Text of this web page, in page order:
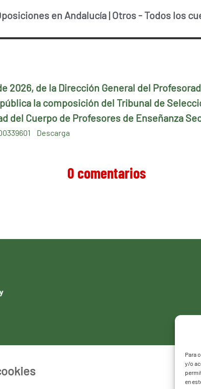
Para
y/o
en
en Andalucía |Otros- Todos los
2026, de la Dirección General del
la composición del Tribunal de
del Cuerpo de Profesores de Enseñanza
Descarga
0 comentarios